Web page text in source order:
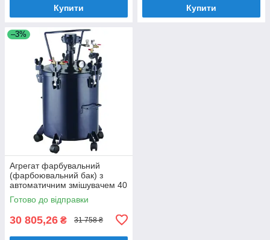
Купити Купити
–3%
Агрегат фарбувальний
(фарбоювальний бак) з
автоматичним змішувачем 40
л AEROPRO RP8317A
Готово до відправки
30 805,26 ₴ 31 758 ₴